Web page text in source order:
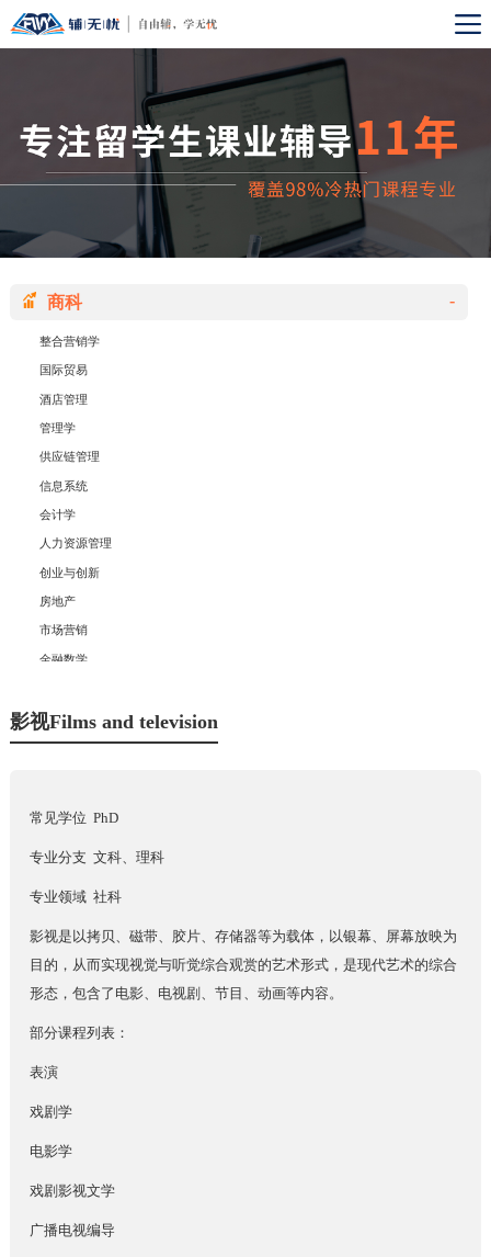
商科 -
整合营销学
国际贸易
酒店管理
管理学
供应链管理
信息系统
会计学
人力资源管理
创业与创新
房地产
市场营销
金融数学
经济学
金融学
工科
社科
影视Films and television
常见学位 PhD
专业分支 文科、理科
专业领域 社科
影视是以拷贝、磁带、胶片、存储器等为载体，以银幕、屏幕放映为
目的，从而实现视觉与听觉综合观赏的艺术形式，是现代艺术的综合
形态，包含了电影、电视剧、节目、动画等内容。
部分课程列表：
表演
戏剧学
电影学
戏剧影视文学
广播电视编导